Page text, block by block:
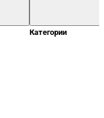
Категории